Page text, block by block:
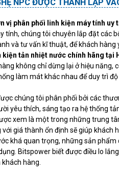
NPC ĐƯỢC THÀNH LẬP
vị phân phối linh kiện máy tính uy
tính, chúng tôi chuyên lắp đặt
và tư vấn kĩ thuật, để khách hàng
tản nhiệt nước chính hãng tại
không chỉ dừng lại ở hiệu
làm mát khác nhau để duy trì
chúng tôi phân phối bởi các
yêu thích, sáng tạo ra hệ thống
xem là một trong những trung
giá thành ổn định sẽ giúp
khá quan trọng, những sản
Bitspower biết được điều lo
hàng.